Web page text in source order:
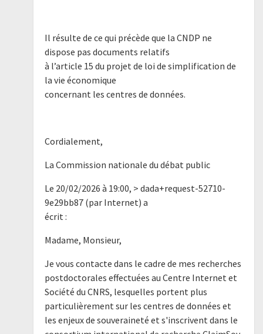
Il résulte de ce qui précède que la CNDP ne
dispose pas documents relatifs
à l’article 15 du projet de loi de simplification de
la vie économique
concernant les centres de données.
Cordialement,
La Commission nationale du débat public
Le 20/02/2026 à 19:00, > dada+request-52710-
9e29bb87 (par Internet) a
écrit :
Madame, Monsieur,
Je vous contacte dans le cadre de mes recherches
postdoctorales effectuées au Centre Internet et
Société du CNRS, lesquelles portent plus
particulièrement sur les centres de données et
les enjeux de souveraineté et s'inscrivent dans le